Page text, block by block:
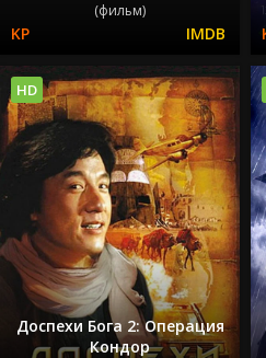
(фильм)
Доспехи Бога 2: Операция
Кондор
HD